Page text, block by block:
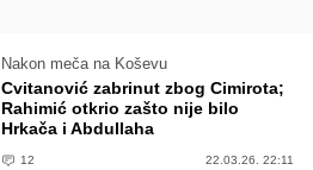
Nakon meča na Koševu
Cvitanović zabrinut zbog Cimirota;
Rahimić otkrio zašto nije bilo
Hrkača i Abdullaha
12 22.03.26. 22:11